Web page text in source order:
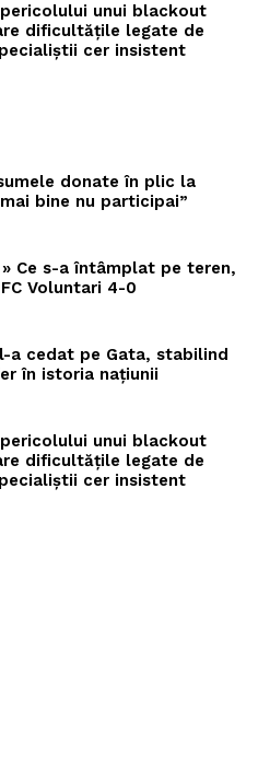
unui blackout
dificultățile legate de
cer insistent
donate în plic la
bine nu participai”
Ce s-a întâmplat pe teren,
Voluntari 4-0
a cedat pe Gata, stabilind
în istoria națiunii
unui blackout
dificultățile legate de
cer insistent